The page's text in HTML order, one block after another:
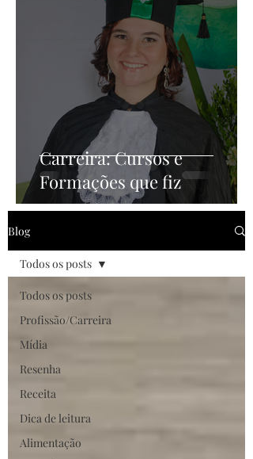
Carreira: Cursos e
Formações que fiz
Blog
Todos os posts
Profissão/Carreira
Mídia
Resenha
Receita
Dica de leitura
Alimentação
Todos os posts